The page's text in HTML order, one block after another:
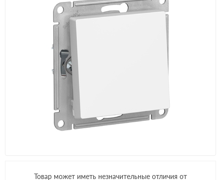
Товар может иметь незначительные отличия от